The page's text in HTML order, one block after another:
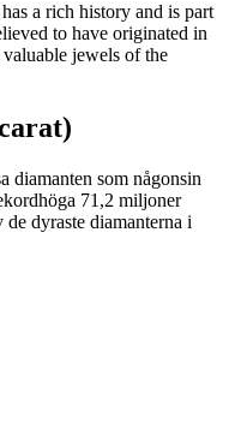
a rich history and is part
to have originated in
jewels of the
diamanten som någonsin
71,2 miljoner
dyraste diamanterna i